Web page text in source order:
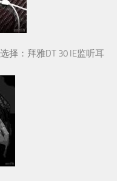
择：拜雅DT 30 IE监听耳